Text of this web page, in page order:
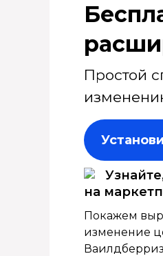
Простой
на
Покажем
изменение